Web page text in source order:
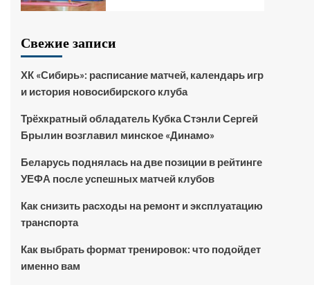
Свежие записи
ХК «Сибирь»: расписание матчей, календарь игр
и история новосибирского клуба
Трёхкратный обладатель Кубка Стэнли Сергей
Брылин возглавил минское «Динамо»
Беларусь поднялась на две позиции в рейтинге
УЕФА после успешных матчей клубов
Как снизить расходы на ремонт и эксплуатацию
транспорта
Как выбрать формат тренировок: что подойдет
именно вам